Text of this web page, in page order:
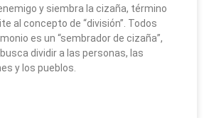
y siembra la cizaña, término
al concepto de “división”. Todos
es un “sembrador de cizaña”,
dividir a las personas, las
y los pueblos.